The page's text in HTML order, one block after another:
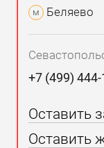
м Беляево
+7 (499) 444-
Оставить
Оставить